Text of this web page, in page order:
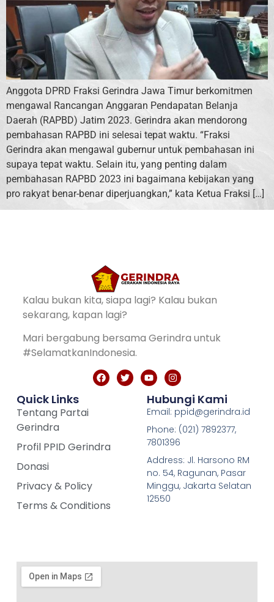
Anggota DPRD Fraksi Gerindra Jawa Timur berkomitmen
mengawal Rancangan Anggaran Pendapatan Belanja
Daerah (RAPBD) Jatim 2023. Gerindra akan mendorong
pembahasan RAPBD ini selesai tepat waktu. “Fraksi
Gerindra akan mengawal gubernur untuk pembahasan ini
supaya tepat waktu. Selain itu, yang penting dalam
pembahasan RAPBD 2023 ini bagaimana kebijakan yang
pro rakyat benar-benar diperjuangkan,” kata Ketua Fraksi […]
Kalau bukan kita, siapa lagi? Kalau bukan
sekarang, kapan lagi?
Mari bergabung bersama Gerindra untuk
#SelamatkanIndonesia.
Quick Links
Tentang Partai
Gerindra
Profil PPID Gerindra
Donasi
Privacy & Policy
Terms & Conditions
Hubungi Kami
Email: ppid@gerindra.id
Phone: (021) 7892377,
7801396
Address: Jl. Harsono RM
no. 54, Ragunan, Pasar
Minggu, Jakarta Selatan
12550